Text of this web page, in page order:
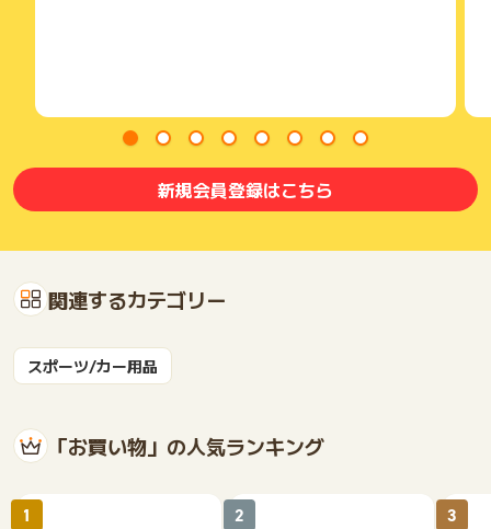
新規会員登録はこちら
関連するカテゴリー
スポーツ/カー用品
「お買い物」の人気ランキング
1 2 3